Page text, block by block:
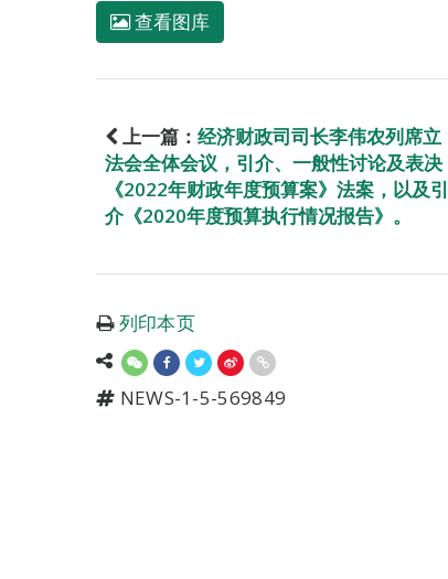
查看图库
上一篇： 经济财政司司长李伟农列席立
法会全体会议，引介、一般性讨论及表决
《2022年财政年度预算案》法案，以及引
介《2020年度预算执行情况报告》。
列印本页
NEWS-1-5-569849